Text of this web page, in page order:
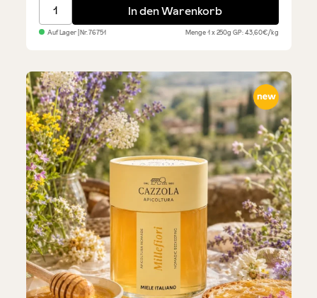
Miele Bergamotto Bergamottenblütenhonig
In den Warenkorb
Auf Lager| Nr.76751 Menge1 x 250gGP: 43,60€/kg